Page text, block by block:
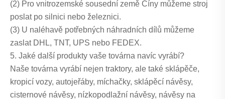
(2) Pro vnitrozemské sousední země Číny můžeme stroj
poslat po silnici nebo železnici.
(3) U naléhavě potřebných náhradních dílů můžeme
zaslat DHL, TNT, UPS nebo FEDEX.
5. Jaké další produkty vaše továrna navíc vyrábí?
Naše továrna vyrábí nejen traktory, ale také sklápěče,
kropicí vozy, autojeřáby, míchačky, sklápěcí návěsy,
cisternové návěsy, nízkopodlažní návěsy, návěsy na